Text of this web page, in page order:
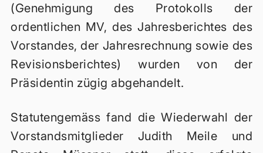
(Genehmigung des Protokolls der
ordentlichen MV, des Jahresberichtes des
Vorstandes, der Jahresrechnung sowie des
Revisionsberichtes) wurden von der
Präsidentin zügig abgehandelt.
Statutengemäss fand die Wiederwahl der
Vorstandsmitglieder Judith Meile und